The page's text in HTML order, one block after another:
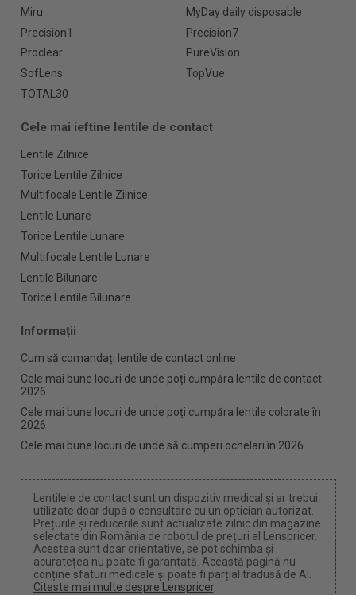
Miru
MyDay daily disposable
Precision1
Precision7
Proclear
PureVision
SofLens
TopVue
TOTAL30
Cele mai ieftine lentile de contact
Lentile Zilnice
Torice Lentile Zilnice
Multifocale Lentile Zilnice
Lentile Lunare
Torice Lentile Lunare
Multifocale Lentile Lunare
Lentile Bilunare
Torice Lentile Bilunare
Informații
Cum să comandați lentile de contact online
Cele mai bune locuri de unde poți cumpăra lentile de contact
2026
Cele mai bune locuri de unde poți cumpăra lentile colorate în
2026
Cele mai bune locuri de unde să cumperi ochelari în 2026
Lentilele de contact sunt un dispozitiv medical și ar trebui
utilizate doar după o consultare cu un optician autorizat.
Prețurile și reducerile sunt actualizate zilnic din magazine
selectate din România de robotul de prețuri al Lenspricer.
Acestea sunt doar orientative, se pot schimba și
acuratețea nu poate fi garantată. Această pagină nu
conține sfaturi medicale și poate fi parțial tradusă de AI.
Citeste mai multe despre Lenspricer.